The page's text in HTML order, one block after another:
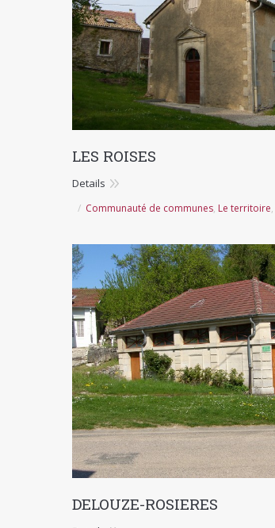
LES ROISES
Details
Communauté de communes, Le territoire,
DELOUZE-ROSIERES